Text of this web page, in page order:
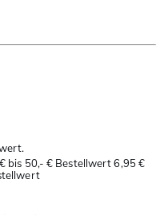
bis 50,- € Bestellwert 6,95 €